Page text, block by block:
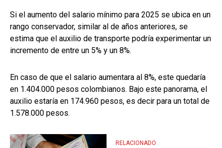
Si el aumento del salario mínimo para 2025 se ubica en un
rango conservador, similar al de años anteriores, se
estima que el auxilio de transporte podría experimentar un
incremento de entre un 5% y un 8%.
En caso de que el salario aumentara al 8%, este quedaría
en 1.404.000 pesos colombianos. Bajo este panorama, el
auxilio estaría en 174.960 pesos, es decir para un total de
1.578.000 pesos.
RELACIONADO